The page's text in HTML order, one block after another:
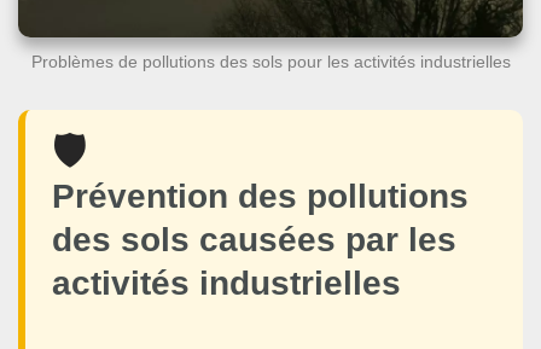
Problèmes de pollutions des sols pour les activités industrielles
🛡️
Prévention des pollutions
des sols causées par les
activités industrielles